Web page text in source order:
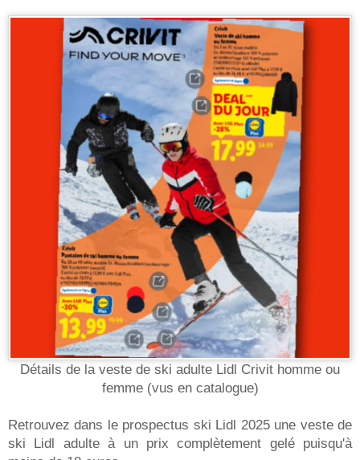
Détails de la veste de ski adulte Lidl Crivit homme ou
femme (vus en catalogue)
Retrouvez dans le prospectus ski Lidl 2025 une veste de
ski Lidl adulte à un prix complètement gelé puisqu'à